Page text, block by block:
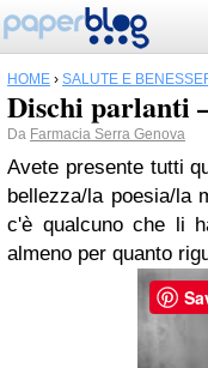
HOME › SALUTE E
Dischi parlanti
Da Farmacia Serra Genova
Avete presente tutti
bellezza/la poesia/la
c'è qualcuno che li
almeno per quanto